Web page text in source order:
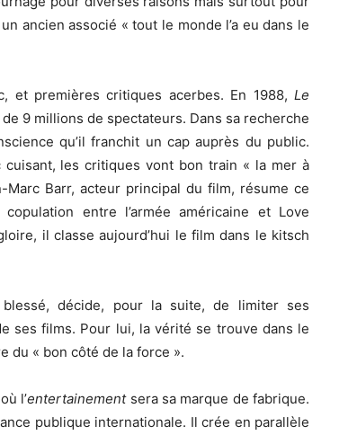
ancien associé « tout le monde l’a eu dans le
et premières critiques acerbes. En 1988,Le
9 millions de spectateurs. Dans sa recherche
qu’il franchit un cap auprès du public.
les critiques vont bon train « la mer à
Barr, acteur principal du film, résume ce
entre l’armée américaine et Love
il classe aujourd’hui le film dans le kitsch
décide, pour la suite, de limiter ses
ses films. Pour lui, la vérité se trouve dans le
du « bon côté de la force ».
l’entertainementsera sa marque de fabrique.
publique internationale. Il crée en parallèle